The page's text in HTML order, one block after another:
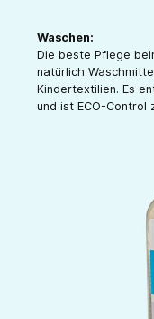
Waschen:
Die beste Pflege
natürlich
Kindertextilien. Es
und ist ECO-Control